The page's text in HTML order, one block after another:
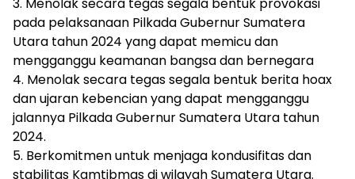
pada pelaksanaan Pilkada Gubernur Sumatera
Utara tahun 2024 yang dapat memicu dan
mengganggu keamanan bangsa dan bernegara
4. Menolak secara tegas segala bentuk berita hoax
dan ujaran kebencian yang dapat mengganggu
jalannya Pilkada Gubernur Sumatera Utara tahun
2024.
5. Berkomitmen untuk menjaga kondusifitas dan
stabilitas Kamtibmas di wilayah Sumatera Utara.